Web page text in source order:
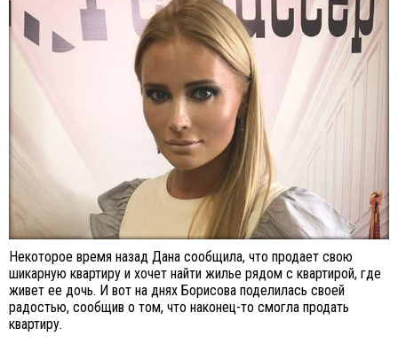
Некоторое время назад Дана сообщила, что продает свою
шикарную квартиру и хочет найти жилье рядом с квартирой, где
живет ее дочь. И вот на днях Борисова поделилась своей
радостью, сообщив о том, что наконец-то смогла продать
квартиру.